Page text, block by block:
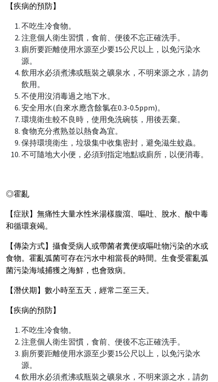
【疾病的預防】
不吃生冷食物。
注意個人衛生習慣，食前、便後不忘正確洗手。
廁所要距離使用水源至少要15公尺以上，以免污染水
源。
飲用水必須煮沸或瓶裝之礦泉水，不明來源之水，請勿
飲用。
不使用沒消毒過之地下水。
安全用水(自來水應含餘氯在0.3-0.5ppm)。
環境衛生較不良時，使用免洗碗筷，用後丟棄。
食物充分煮熟並以熱食為宜。
保持環境衛生，垃圾集中收集密封，避免滋生蚊蟲。
不可隨地大小便，必須到指定地點或廁所，以便消毒。
◎霍亂
【症狀】無痛性大量水性米湯樣腹瀉、嘔吐、脫水、酸中毒
和循環衰竭。
【傳染方式】攝食受病人或帶菌者糞便或嘔吐物污染的水或
食物。霍亂弧菌可存在污水中相當長的時間。生食受霍亂弧
菌污染海域捕獲之海鮮，也會致病。
【潛伏期】數小時至五天，經常二至三天。
【疾病的預防】
不吃生冷食物。
注意個人衛生習慣，食前、便後不忘正確洗手。
廁所要距離使用水源至少要15公尺以上，以免污染水
源。
飲用水必須煮沸或瓶裝之礦泉水，不明來源之水，請勿